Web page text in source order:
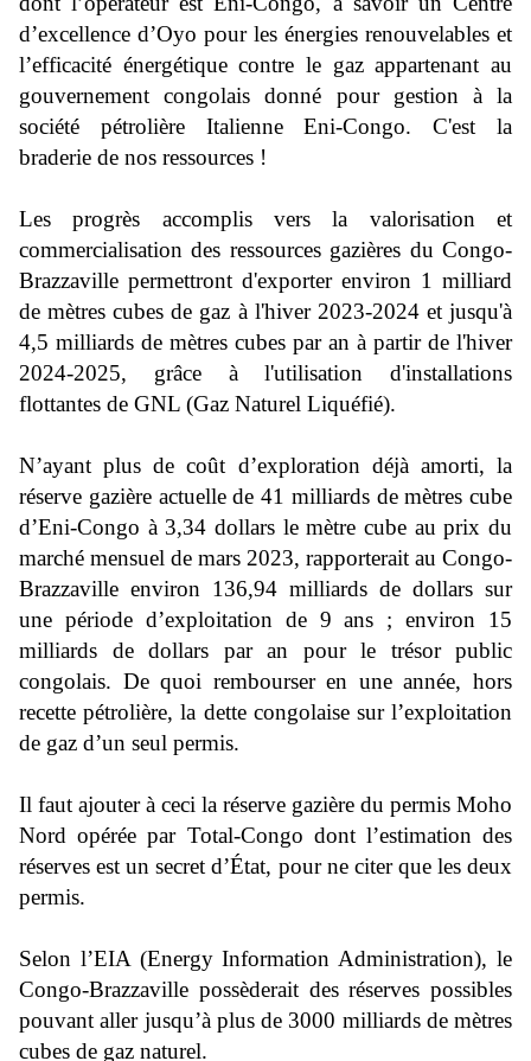
d’excellence d’Oyo pour les énergies renouvelables et
l’efficacité énergétique contre le gaz appartenant au
gouvernement congolais donné pour gestion à la
société pétrolière Italienne Eni-Congo. C'est la
braderie de nos ressources !
Les progrès accomplis vers la valorisation et
commercialisation des ressources gazières du Congo-
Brazzaville permettront d'exporter environ 1 milliard
de mètres cubes de gaz à l'hiver 2023-2024 et jusqu'à
4,5 milliards de mètres cubes par an à partir de l'hiver
2024-2025, grâce à l'utilisation d'installations
flottantes de GNL (Gaz Naturel Liquéfié).
N’ayant plus de coût d’exploration déjà amorti, la
réserve gazière actuelle de 41 milliards de mètres cube
d’Eni-Congo à 3,34 dollars le mètre cube au prix du
marché mensuel de mars 2023, rapporterait au Congo-
Brazzaville environ 136,94 milliards de dollars sur
une période d’exploitation de 9 ans ; environ 15
milliards de dollars par an pour le trésor public
congolais. De quoi rembourser en une année, hors
recette pétrolière, la dette congolaise sur l’exploitation
de gaz d’un seul permis.
Il faut ajouter à ceci la réserve gazière du permis Moho
Nord opérée par Total-Congo dont l’estimation des
réserves est un secret d’État, pour ne citer que les deux
permis.
Selon l’EIA (Energy Information Administration), le
Congo-Brazzaville possèderait des réserves possibles
pouvant aller jusqu’à plus de 3000 milliards de mètres
cubes de gaz naturel.